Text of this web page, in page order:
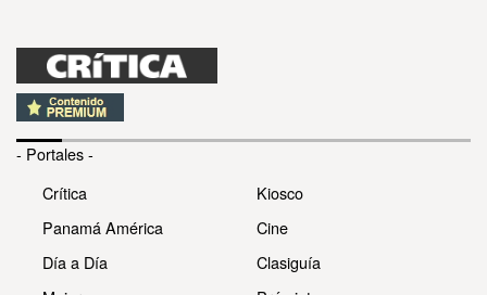
- Portales -
Crítica
Panamá América
Día a Día
Kiosco
Cine
Clasiguía